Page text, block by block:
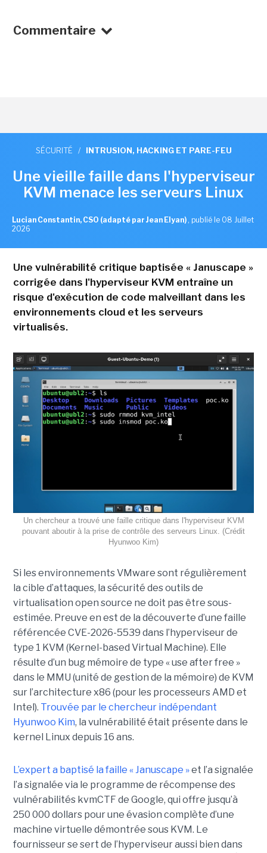
Commentaire
SÉCURITÉ / INTRUSION, HACKING ET PARE-FEU
Une vieille faille dans l'hyperviseur
KVM menace les serveurs Linux
Lucian Constantin, CSO (adapté par Jean Elyan) , publié le 08 Juillet
2026
Une vulnérabilité critique baptisée « Januscape »
corrigée dans l'hyperviseur KVM entraîne un
risque d'exécution de code malveillant dans les
environnements cloud et les serveurs
virtualisés.
Un chercheur a trouvé une faille critique dans l'hyperviseur KVM
pouvant aboutir à la prise de contrôle des serveurs Linux. (Crédit
Hyunwoo Kim)
Si les environnements VMware sont régulièrement
la cible d’attaques, la sécurité des outils de
virtualisation open source ne doit pas être sous-
estimée. Preuve en est de la découverte d’une faille
référencée CVE-2026-5539 dans l’hyperviseur de
type 1 KVM (Kernel-based Virtual Machine). Elle
résulte d’un bug mémoire de type « use after free »
dans le MMU (unité de gestion de la mémoire) de KVM
sur l’architecture x86 (pour les processeurs AMD et
Intel). Trouvée par le chercheur indépendant
Hyunwoo Kim, la vulnérabilité était présente dans le
kernel Linux depuis 16 ans.
L’expert a baptisé la faille « Januscape »et l’a signalée
l’a signalée via le programme de récompense des
vulnérabilités kvmCTF de Google, qui offre jusqu’à
250 000 dollars pour une évasion complète d’une
machine virtuelle démontrée sous KVM. Le
fournisseur se sert de l’hyperviseur aussi bien dans